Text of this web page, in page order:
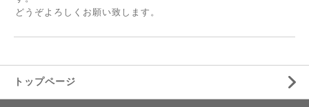
どうぞよろしくお願い致します。
トップページ